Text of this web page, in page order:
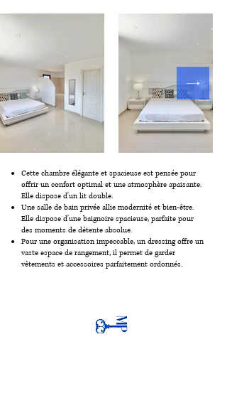
Cette chambre élégante et spacieuse est pensée pour
offrir un confort optimal et une atmosphère apaisante.
Elle dispose d'un lit double.
Une salle de bain privée allie modernité et bien-être.
Elle dispose d'une baignoire spacieuse, parfaite pour
des moments de détente absolue.
Pour une organisation impeccable, un dressing offre un
vaste espace de rangement, il permet de garder
vêtements et accessoires parfaitement ordonnés.